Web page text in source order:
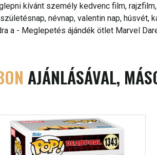
kívánt személy kedvenc film,
névnap, valentin nap, húsvét,
a - Meglepetés ájándék ötlet Marvel
AJÁNLÁSÁVAL,